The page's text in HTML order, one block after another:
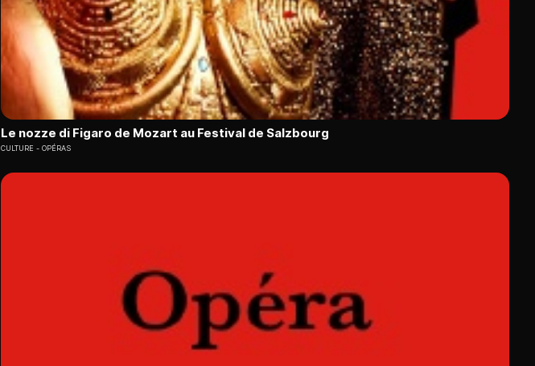
Le nozze di Figaro de Mozart au Festival de Salzbourg
CULTURE OPÉRAS